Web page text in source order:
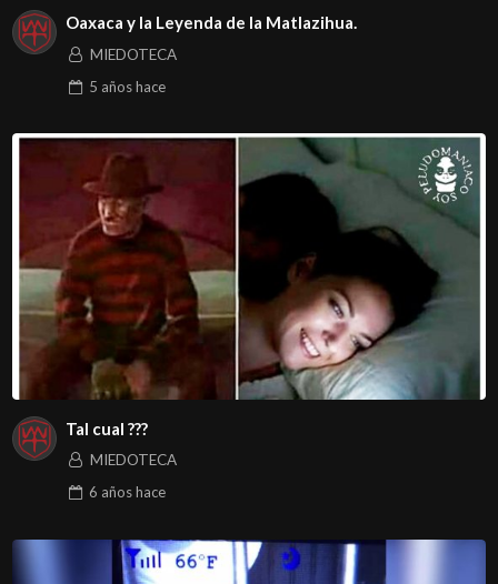
Oaxaca y la Leyenda de la Matlazihua.
MIEDOTECA
5 añoshace
Tal cual ???
MIEDOTECA
6 añoshace